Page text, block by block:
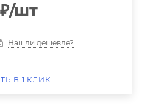
₽/шт
Нашли дешевле?
В 1 КЛИК